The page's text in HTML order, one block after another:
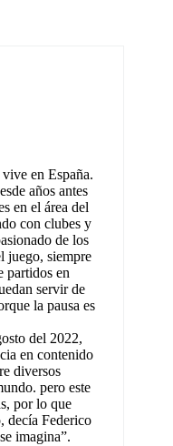
en España.
años antes
en el área del
con clubes y
de los
juego, siempre
partidos en
servir de
la pausa es
del 2022,
en contenido
diversos
pero este
por lo que
decía Federico
imagina”.